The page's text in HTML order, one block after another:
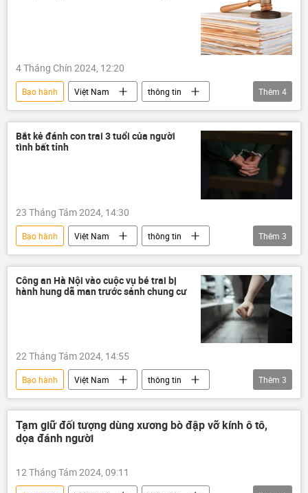
4 Tháng Chín 2024, 12:20
Bạo hành Việt Nam
thông tin
công an
Bộ Công an Việt Nam
Trẻ em
Pháp luật
Thêm 4
Bắt kẻ đánh con trai 3 tuổi của người
tình bất tỉnh
23 Tháng Tám 2024, 14:30
Bạo hành Việt Nam
thông tin
bắt giữ
Trẻ em hành hung
Thêm 3
Công an Hà Nội vào cuộc vụ bé trai bị
hành hung dã man trước sảnh chung cư
22 Tháng Tám 2024, 14:55
Bạo hành Việt Nam
thông tin
hành hung
Trẻ em Xã hội
Thêm 3
Tạm giữ đối tượng dùng xương bò đập vỡ kính ô tô,
dọa đánh người
12 Tháng Tám 2024, 09:11